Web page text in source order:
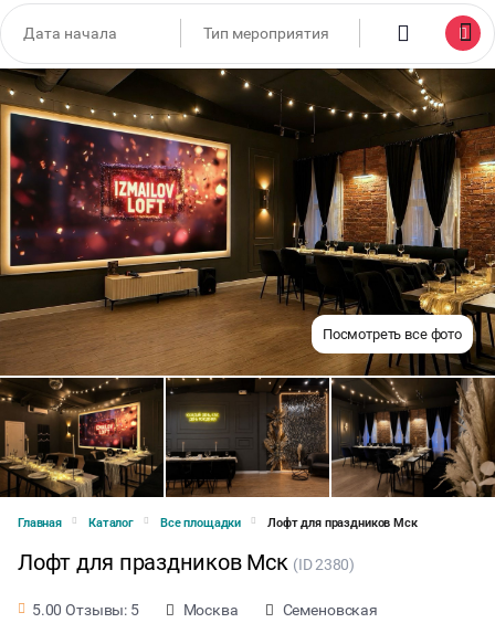
Посмотреть все фото
Главная Каталог Все площадки Лофт для праздников Мск
Лофт для праздников Мск (ID 2380)
5.00 Отзывы: 5 Москва Семеновская